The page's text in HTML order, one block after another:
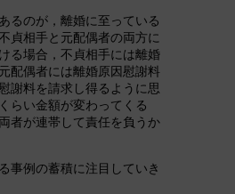
るのが，離婚に至っている
貞相手と元配偶者の両方に
る場合，不貞相手には離婚
配偶者には離婚原因慰謝料
謝料を請求し得るように思
らい金額が変わってくる
者が連帯して責任を負うか
事例の蓄積に注目していき